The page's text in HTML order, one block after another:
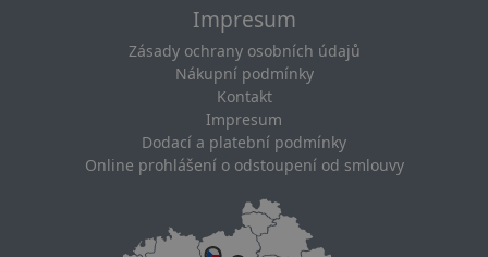
Impresum
Zásady ochrany osobních údajů
Nákupní podmínky
Kontakt
Impresum
Dodací a platební podmínky
Online prohlášení o odstoupení od smlouvy